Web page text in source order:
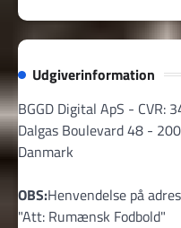
Udgiverinformation
BGGD Digital ApS - CVR:
Dalgas Boulevard 48 -
Danmark
OBS:Henvendelse på
"Att: Rumænsk Fodbold"